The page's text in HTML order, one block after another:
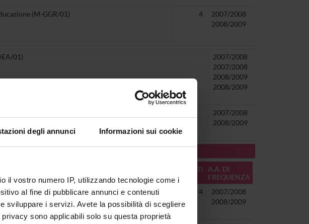
degli annunci Informazioni sui cookie
il vostro numero IP, utilizzando tecnologie come i
al fine di pubblicare annunci e contenuti
sviluppare i servizi. Avete la possibilità di scegliere
sono applicabili solo su questa proprietà
(M-GGR/01)
4
2007/2008
2008/2009
01)
2007/2008
2007/2008
2008/2009
2008/2009
2007/2008
2008/2009
CREDITI
A.A. DI
FREQUENZA
(M-PED/01)
4
2007/2008
2008/2009